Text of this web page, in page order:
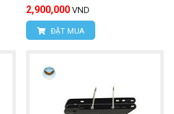
2,900,000 VND
ĐẶT MUA